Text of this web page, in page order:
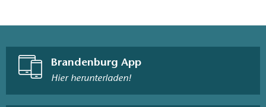
Brandenburg App
Hier herunterladen!